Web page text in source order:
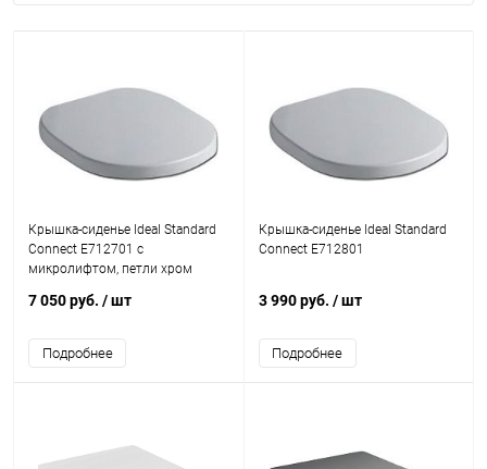
Крышка-сиденье Ideal Standard
Connect E712701 с
микролифтом, петли хром
7 050 руб. / шт
Подробнее
Крышка-сиденье Ideal Standard
Connect E712801
3 990 руб. / шт
Подробнее